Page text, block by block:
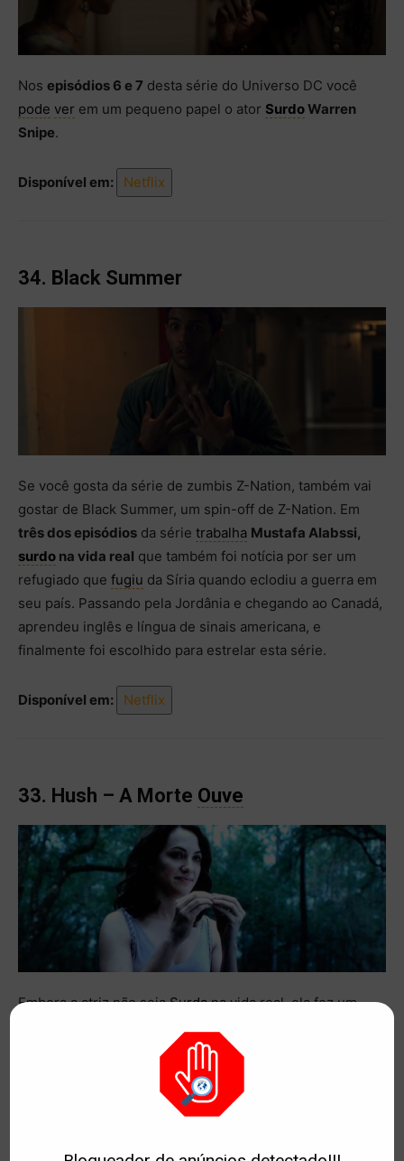
Nos episódios 6 e 7 desta série do Universo DC você
pode ver em um pequeno papel o ator SurdoWarren
Snipe.
Disponível em: Netflix
34. Black Summer
Se você gosta da série de zumbis Z-Nation, também vai
gostar de Black Summer, um spin-off de Z-Nation. Em
três dos episódios da série trabalha Mustafa Alabssi,
surdo na vida real que também foi notícia por ser um
refugiado que fugiu da Síria quando eclodiu a guerra em
seu país. Passando pela Jordânia e chegando ao Canadá,
aprendeu inglês e língua de sinais americana, e
finalmente foi escolhido para estrelar esta série.
Disponível em: Netflix
33. Hush – A Morte Ouve
Embora a atriz não sejaSurdana vida real, ela fez um
parecesse o mais natural possível.
sucessos como ter encontrado uma forma de
sem o uso do som e
espectador sofra com isso.